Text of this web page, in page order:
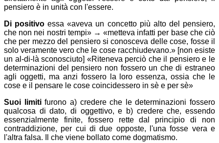
pensiero è in unità con l'essere.
Di positivo essa «aveva un concetto più alto del pensiero,
che non nei nostri tempi» → «metteva infatti per base che ciò
che per mezzo del pensiero si conosceva delle cose, fosse il
solo veramente vero che le cose racchiudevano.» [non esiste
un al-di-là sconosciuto]
Riteneva perciò che il pensiero e le
determinazioni del pensiero non fossero un che di estraneo
agli oggetti, ma anzi fossero la loro essenza, ossia che le
cose e il pensare le cose coincidessero in sè e per sè
Suoi limitifurono a) credere che le determinazioni fossero
qualcosa di dato, di oggettivo, e b) credere che, essendo
essenzialmente finite, fossero rette dal principio di non
contraddizione, per cui di due opposte, l'una fosse vera e
l'altra falsa. Il che viene bollato come dogmatismo.